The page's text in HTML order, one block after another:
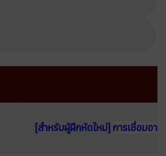
[สำหรับผู้ฝึกหัดใหม่] การเชื่อมอา